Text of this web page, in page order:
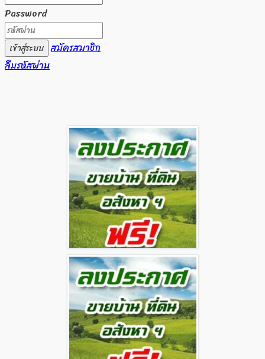
Password
เข้าสู่ระบบ สมัครสมาชิก
ลืมรหัสผ่าน